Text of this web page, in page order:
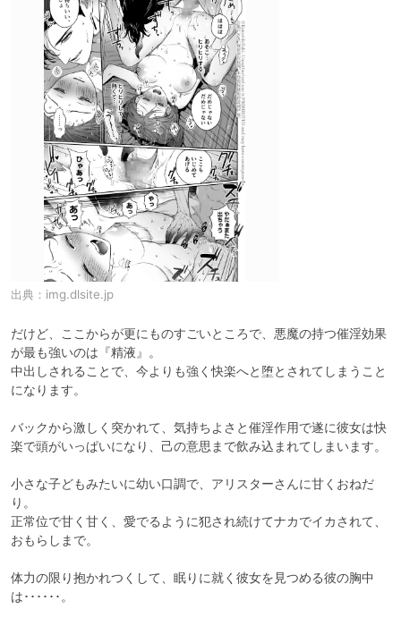
出典： img.dlsite.jp
だけど、ここからが更にものすごいところで、悪魔の持つ催淫効果
が最も強いのは『精液』。
中出しされることで、今よりも強く快楽へと堕とされてしまうこと
になります。
バックから激しく突かれて、気持ちよさと催淫作用で遂に彼女は快
楽で頭がいっぱいになり、己の意思まで飲み込まれてしまいます。
小さな子どもみたいに幼い口調で、アリスターさんに甘くおねだ
り。
正常位で甘く甘く、愛でるように犯され続けてナカでイカされて、
おもらしまで。
体力の限り抱かれつくして、眠りに就く彼女を見つめる彼の胸中
は･･････。